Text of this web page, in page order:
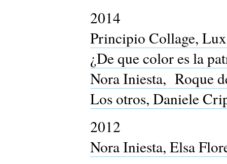
2014
Principio Collage,
¿De que color es la
Nora Iniesta, Roque
Los otros, Daniele
2012
Nora Iniesta, Elsa